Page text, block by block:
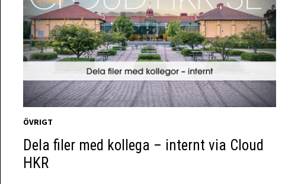
ÖVRIGT
Dela filer med kollega – internt via Cloud
HKR